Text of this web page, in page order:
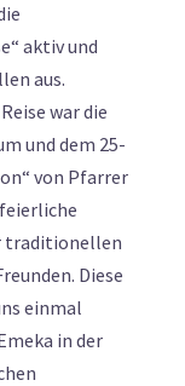
aktiv und
aus.
war die
und dem 25-
von Pfarrer
traditionellen
Diese
einmal
in der